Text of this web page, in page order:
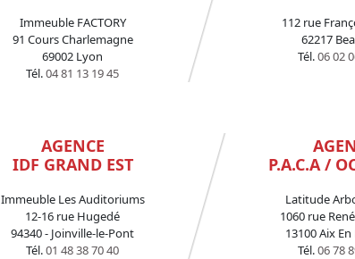
Immeuble FACTORY
91 Cours Charlemagne
69002 Lyon
Tél.04 81 13 19 45
112 rue
62217
Tél.06 02
AGENCE
IDF GRAND EST
Immeuble Les Auditoriums
12-16 rue Hugedé
94340 - Joinville-le-Pont
Tél.01 48 38 70 40
P.A.C.A /
Latitude
1060 rue
13100 Aix
Tél.06 78